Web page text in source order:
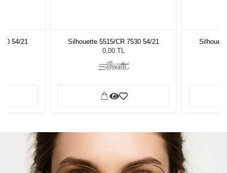
54/21
Silhouette 5515/CR 7530 54/21
0,00 TL